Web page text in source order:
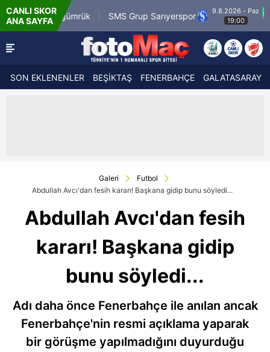
CANLI SKOR
ANA SAYFA
Karagümrük SMS Grup Sarıyerspor
9.8.2026 - Paz
19:00
SON EKLENENLER BEŞİKTAŞ FENERBAHÇE GALATASARAY
Galeri
Futbol
Abdullah Avcı'dan fesih kararı! Başkana gidip bunu söyledi...
Abdullah Avcı'dan fesih
kararı! Başkana gidip
bunu söyledi...
Adı daha önce Fenerbahçe ile anılan ancak
Fenerbahçe'nin resmi açıklama yaparak
bir görüşme yapılmadığını duyurduğu